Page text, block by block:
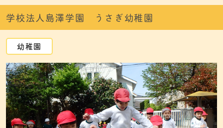
学校法人島澤学園 うさぎ幼稚園
幼稚園